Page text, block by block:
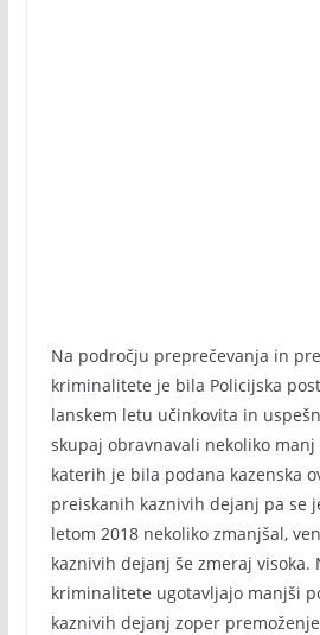
Na področju preprečevanja in
kriminalitete je bila Policijska
lanskem letu učinkovita in
skupaj obravnavali nekoliko
katerih je bila podana kazenska
preiskanih kaznivih dejanj pa se
letom 2018 nekoliko zmanjšal,
kaznivih dejanj še zmeraj visoka.
kriminalitete ugotavljajo manjši
kaznivih dejanj zoper